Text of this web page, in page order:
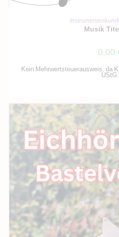
IN DEN
Musik
0,00
Kein Mehrwertsteuerausweis, da
UStG.